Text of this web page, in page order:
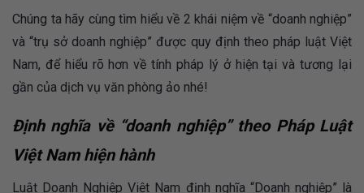
Chúng ta hãy cùng tìm hiểu về 2 khái niệm về “doanh nghiệp”
và “trụ sở doanh nghiệp” được quy định theo pháp luật Việt
Nam, để hiểu rõ hơn về tính pháp lý ở hiện tại và tương lại
gần của dịch vụ văn phòng ảo nhé!
Định nghĩa về “doanh nghiệp” theo Pháp Luật
Việt Nam hiện hành
Luật Doanh Nghiệp Việt Nam định nghĩa “Doanh nghiệp” là